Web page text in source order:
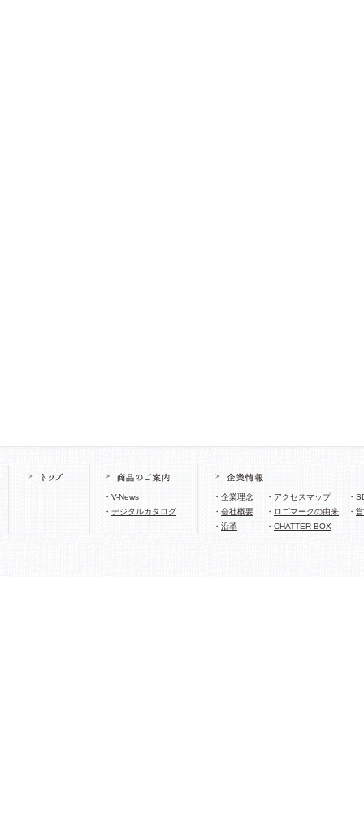
・ V-News
・ デジタルカタログ
・ 企業理念
・ 会社概要
・ 沿革
・ アクセスマップ
・ ロゴマークの由来
・ CHATTER BOX
・
・